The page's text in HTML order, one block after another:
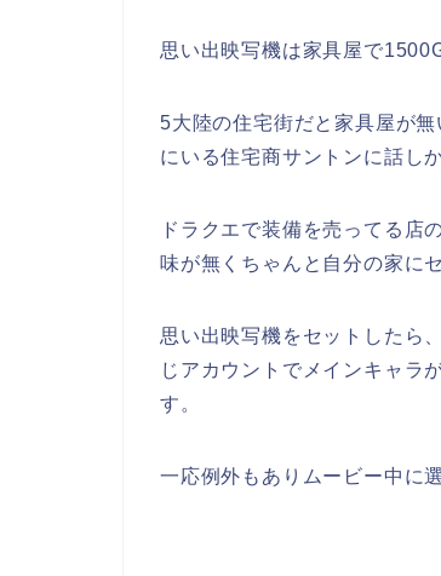
思い出映写機は家具屋で
5大陸の住宅街だと家具屋が
にいる住宅商サントンに話し
ドラクエで装備を売ってる店
味が無くちゃんと自分の家に
思い出映写機をセットしたら
じアカウントでメインキャラ
す。
一応例外もありムービー中に